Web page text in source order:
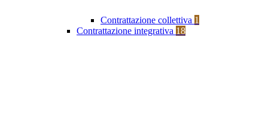
Contrattazione collettiva 1
Contrattazione integrativa 18